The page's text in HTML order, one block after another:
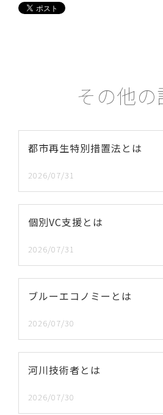
その他の
都市再生特別措置法とは
2026/07/31
個別VC支援とは
2026/07/31
ブルーエコノミーとは
2026/07/30
河川技術者とは
2026/07/30